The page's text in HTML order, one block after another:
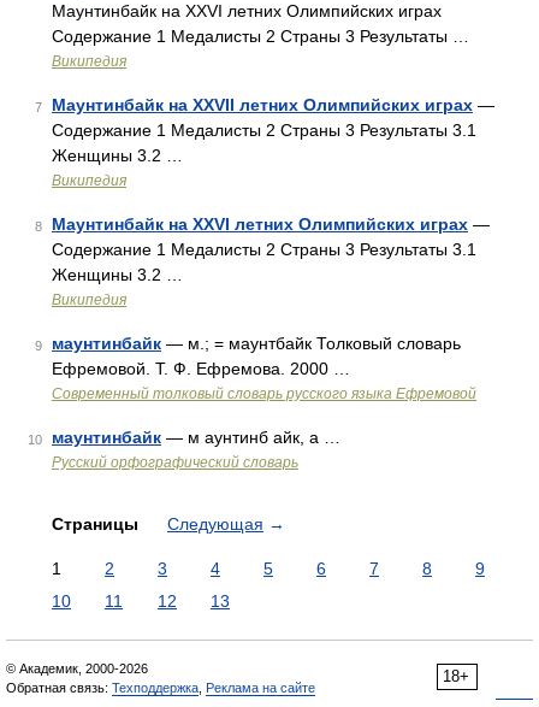
Маунтинбайк на XXVI летних Олимпийских играх
Содержание 1 Медалисты 2 Страны 3 Результаты …
Википедия
7 Маунтинбайк на XXVII летних Олимпийских играх —
Содержание 1 Медалисты 2 Страны 3 Результаты 3.1
Женщины 3.2 …
Википедия
8 Маунтинбайк на XXVI летних Олимпийских играх —
Содержание 1 Медалисты 2 Страны 3 Результаты 3.1
Женщины 3.2 …
Википедия
9 маунтинбайк — м.; = маунтбайк Толковый словарь
Ефремовой. Т. Ф. Ефремова. 2000 …
Современный толковый словарь русского языка Ефремовой
10 маунтинбайк — м аунтинб айк, а …
Русский орфографический словарь
Страницы Следующая →
1 2 3 4 5 6 7 8
9
10
11 12 13
18+
© Академик, 2000-2026
Обратная связь: Техподдержка Реклама на сайте